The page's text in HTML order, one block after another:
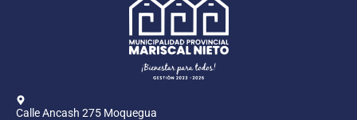
Calle Ancash 275 Moquegua